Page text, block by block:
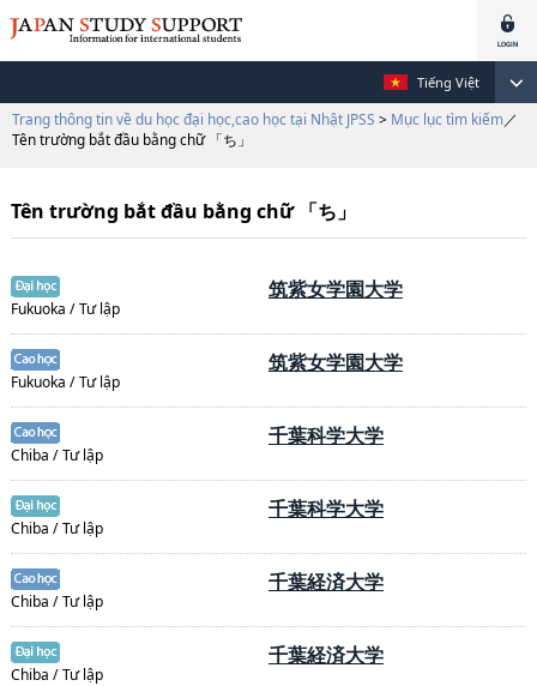
Tiếng Việt
Trang thông tin về du học đại học,cao học tại Nhật JPSS > Mục lục tìm kiếm ／
Tên trường bắt đầu bằng chữ 「ち」
Tên trường bắt đầu bằng chữ 「ち」
Fukuoka / Tư lập
筑紫女学園大学
Fukuoka / Tư lập
筑紫女学園大学
Chiba / Tư lập
千葉科学大学
Chiba / Tư lập
千葉科学大学
Chiba / Tư lập
千葉経済大学
Chiba / Tư lập
千葉経済大学